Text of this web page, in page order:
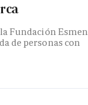
Fundación
de personas con